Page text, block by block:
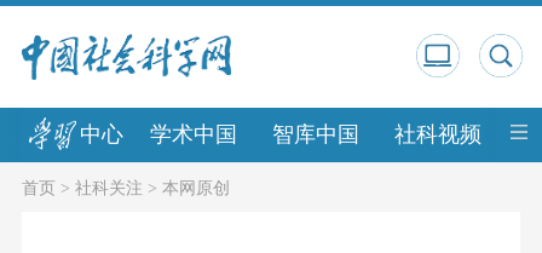
中心 学术中国 智库中国 社科视频 中
首页> 社科关注 > 本网原创